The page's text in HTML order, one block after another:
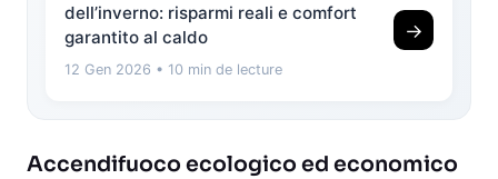
dell’inverno: risparmi reali e comfort
garantito al caldo
12 Gen 2026 • 10 min de lecture
→
Accendifuoco ecologico ed economico